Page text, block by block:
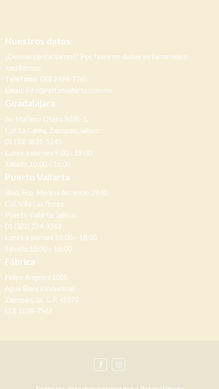
Nuestros datos
¿Deseas contactarnos? Por favor no dudes en llamarnos o
escribirnos:
Teléfono: (33) 2494-7765
Email: info@rattanvallarta.com.mx
Guadalajara
Av. Mariano Otero 5035-1,
Col. La Calma, Zapopan, Jalisco
01 (33) 3631-5245
Lunes a viernes 9:00 - 19:00
Sábado 10:00 - 16:00
Puerto Vallarta
Blvd. Fco. Medina Ascencio 2940
Col. Villa Las flores
Puerto Vallarta, Jalisco
01 (322) 224-9262
Lunes a viernes 10:00 – 18:00
Sábado 10:00 – 16:00
Fábrica
Felipe Angeles 1085
Agua Blanca Industrial
Zapopan, Jal. C.P. 45070
(33) 1028-7567